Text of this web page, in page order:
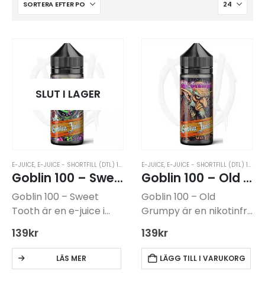
SLUT I LAGER
E-JUICE, E-JUICE - SHORTFILL (DTL) 100ML E-JUICE UTAN NIKOTIN,GOBLIN JUICE 100
Goblin 100 – Sweet Tooth
Goblin 100 – Sweet
Tooth är en e-juice i
shortfill-format som
innehåller 100 ml vätska
i en 120 ml gorillaflaska.
Produkten är nikotinfri
139kr
LÄS MER
E-JUICE, E-JUICE - SHORTFILL (DTL) 100ML
Goblin 100 – Old Grumpy
Goblin 100 – Old
Grumpy är en nikotinfri
e-juice med smak av
blodapelsin och
vattenmelon.
Produkten kommer i en
139kr
LÄGG TILL I VARUKORG